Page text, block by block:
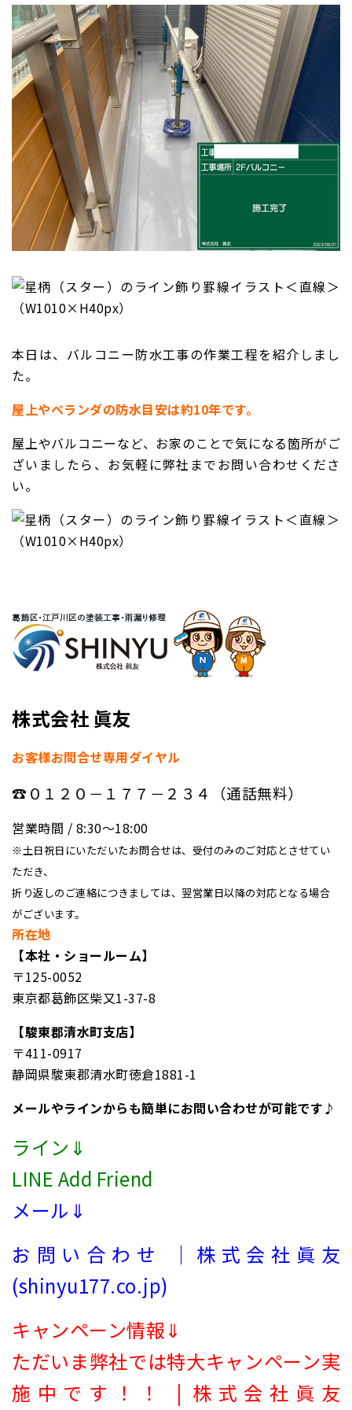
本日は、バルコニー防水工事の作業工程を紹介しまし
た。
屋上やベランダの防水目安は約10年です。
屋上やバルコニーなど、お家のことで気になる箇所がご
ざいましたら、お気軽に弊社までお問い合わせくださ
い。
株式会社 眞友
お客様お問合せ専用ダイヤル
☎０１２０－１７７－２３４（通話無料）
営業時間 / 8:30〜18:00
※土日祝日にいただいたお問合せは、受付のみのご対応とさせてい
ただき、
折り返しのご連絡につきましては、翌営業日以降の対応となる場合
がございます。
所在地
【本社・ショールーム】
〒125-0052
東京都葛飾区柴又1-37-8
【駿東郡清水町支店】
〒411-0917
静岡県駿東郡清水町徳倉1881-1
メールやラインからも簡単にお問い合わせが可能です♪
ライン⇓
LINE Add Friend
メール⇓
お問い合わせ ｜株式会社眞友
(shinyu177.co.jp)
キャンペーン情報⇓
ただいま弊社では特大キャンペーン実
施中です！！ | 株式会社眞友